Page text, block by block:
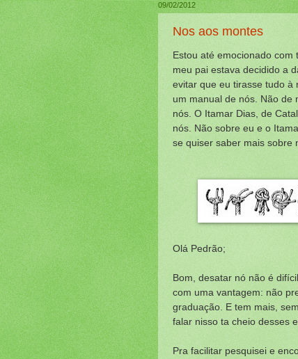
09/02/2012
Nos aos montes
Estou até emocionado
meu pai estava decidido a
evitar que eu tirasse tudo à
um manual de nós. Não de
nós. O Itamar Dias, de
nós. Não sobre eu e o
se quiser saber mais sobre
Olá Pedrão;
Bom, desatar nó não é
com uma vantagem: não
graduação. E tem mais,
falar nisso ta cheio desses
Pra facilitar pesquisei e